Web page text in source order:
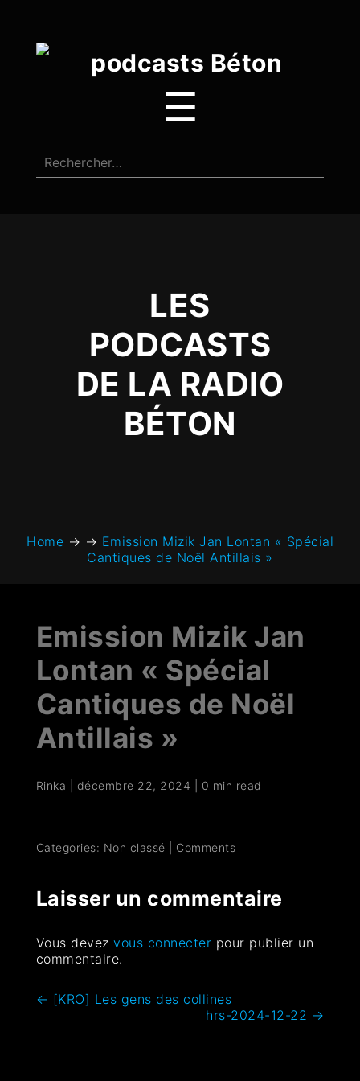
☰
LES
PODCASTS
DE LA RADIO
BÉTON
Home → → Emission Mizik Jan Lontan « Spécial
Cantiques de Noël Antillais »
Emission Mizik Jan
Lontan « Spécial
Cantiques de Noël
Antillais »
Rinka décembre 22, 2024 0 min read
Categories: Non classé Comments
Laisser un commentaire
Vous devezvous connecter pour publier un
commentaire.
← [KRO] Les gens des collines
hrs-2024-12-22 →